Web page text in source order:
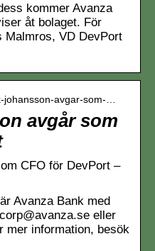
kommer Avanza
åt bolaget. För
Malmros, VD DevPort
johansson-avgar-som-…
avgår som
CFO för DevPort –
Avanza Bank med
eller
mer information, besök